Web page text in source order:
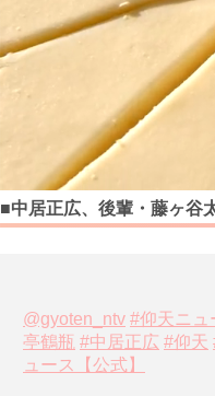
■中居正広、後輩・藤ヶ谷
@gyoten_ntv #仰天ニュ
亭鶴瓶 #中居正広 #仰天
ュース【公式】